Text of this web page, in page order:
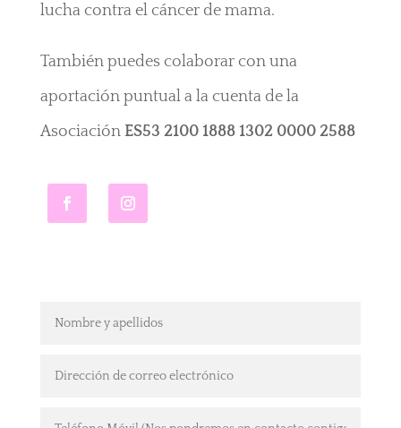
lucha contra el cáncer de mama.
También puedes colaborar con una
aportación puntual a la cuenta de la
Asociación ES53 2100 1888 1302 0000 2588